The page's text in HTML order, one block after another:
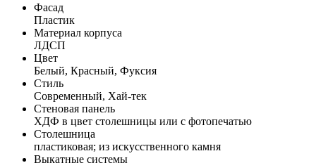
Фасад
Пластик
Материал корпуса
ЛДСП
Цвет
Белый, Красный, Фуксия
Стиль
Современный, Хай-тек
Стеновая панель
ХДФ в цвет столешницы или с фотопечатью
Столешница
пластиковая; из искусственного камня
Выкатные системы